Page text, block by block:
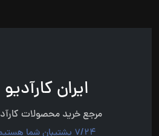
ایران کارآدیو
مرجع خرید محصولات